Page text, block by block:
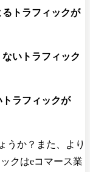
るトラフィックが
いトラフィック
トラフィックが
うか？また、より
クはeコマース業